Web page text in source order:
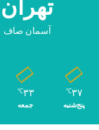
تهران
آسمان صاف
۳۷℃
پنج‌شنبه
۳۳℃
جمعه